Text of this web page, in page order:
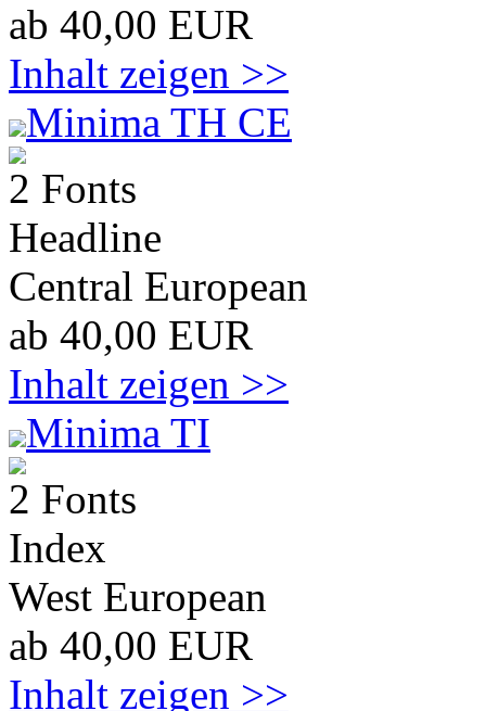
ab 40,00 EUR
Inhalt zeigen >>
Minima TH CE
2 Fonts
Headline
Central European
ab 40,00 EUR
Inhalt zeigen >>
Minima TI
2 Fonts
Index
West European
ab 40,00 EUR
Inhalt zeigen >>